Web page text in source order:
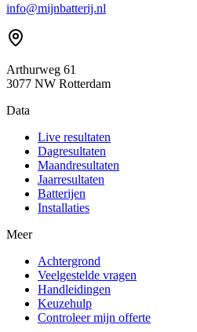
info@mijnbatterij.nl
Arthurweg 61
3077 NW Rotterdam
Data
Live resultaten
Dagresultaten
Maandresultaten
Jaarresultaten
Batterijen
Installaties
Meer
Achtergrond
Veelgestelde vragen
Handleidingen
Keuzehulp
Controleer mijn offerte